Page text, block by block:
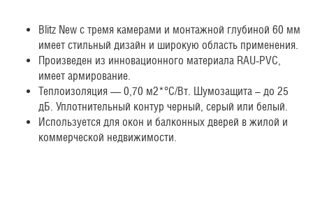
Blitz New с тремя камерами и монтажной глубиной 60 мм
имеет стильный дизайн и широкую область применения.
Произведен из инновационного материала RAU-PVC,
имеет армирование.
Теплоизоляция — 0,70 м2*°С/Вт. Шумозащита – до 25
дБ. Уплотнительный контур черный, серый или белый.
Используется для окон и балконных дверей в жилой и
коммерческой недвижимости.